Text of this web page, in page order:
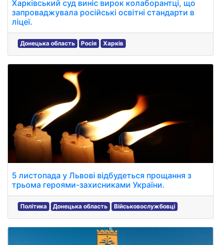
Харківський суд виніс вирок колаборантці, що
запроваджувала російські освітні стандарти в
ліцеї.
Донецька область Росія Харків
5 листопада у Львові відбудеться прощання з
трьома героями-захисниками України.
Політика Донецька область Військовослужбовці